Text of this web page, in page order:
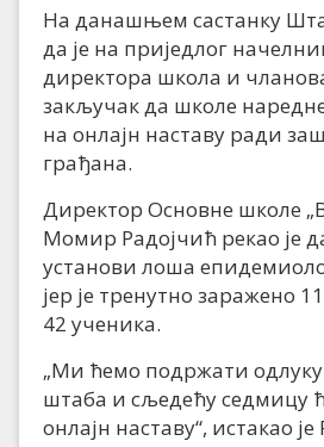
На данашњем састанку
да је на приједлог
директора школа и
закључак да школе
на онлајн наставу ради
грађана.
Директор Основне школе
Момир Радојчић рекао је да
установи лоша
јер је тренутно заражено
42 ученика.
„Ми ћемо подржати
штаба и сљедећу седмицу
онлајн наставу“, истакао